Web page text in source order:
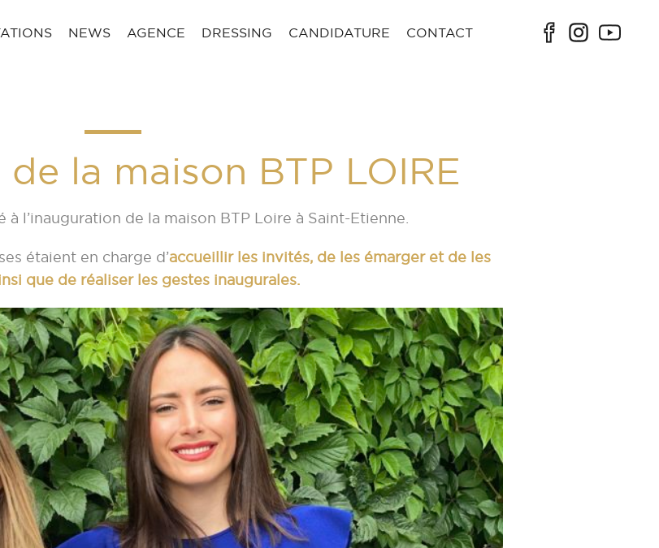
NEWS AGENCE DRESSING CANDIDATURE CONTACT
la maison BTP LOIRE
l’inauguration de la maison BTP Loire à Saint-Etienne.
étaient en charge d’accueillir les invités, de les émarger et de les
que de réaliser les gestes inaugurales.